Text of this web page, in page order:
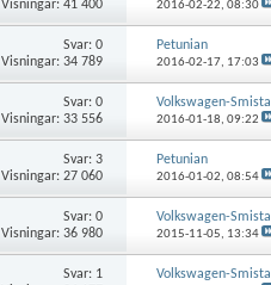
Visningar: 41 400
2016-02-22, 08:30
Svar:0
Visningar: 34 789
Petunian
2016-02-17, 17:03
Svar:0
Visningar: 33 556
Volkswagen-Smista
2016-01-18, 09:22
Svar:3
Visningar: 27 060
Petunian
2016-01-02, 08:54
Svar:0
Visningar: 36 980
Volkswagen-Smista
2015-11-05, 13:34
Svar: 1
Volkswagen-Smista